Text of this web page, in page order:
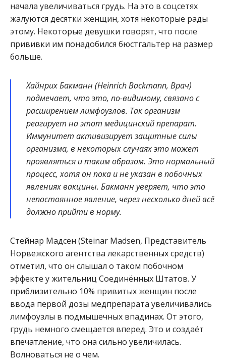
начала увеличиваться грудь. На это в соцсетях
жалуются десятки женщин, хотя некоторые рады
этому. Некоторые девушки говорят, что после
прививки им понадобился бюстгальтер на размер
больше.
Хайнрих Бакманн (Heinrich Backmann, Врач)
подмечает, что это, по-видимому, связано с
расширением лимфоузлов. Так организм
реагирует на этот медицинский препарат.
Иммунитет активизирует защитные силы
организма, в некоторых случаях это может
проявляться и таким образом. Это нормальный
процесс, хотя он пока и не указан в побочных
явлениях вакцины. Бакманн уверяет, что это
непостоянное явление, через несколько дней всё
должно прийти в норму.
Стейнар Мадсен (Steinar Madsen, Представитель
Норвежского агентства лекарственных средств)
отметил, что он слышал о таком побочном
эффекте у жительниц Соединённых Штатов. У
приблизительно 10% привитых женщин после
ввода первой дозы медпрепарата увеличивались
лимфоузлы в подмышечных впадинах. От этого,
грудь немного смещается вперед. Это и создаёт
впечатление, что она сильно увеличилась.
Волноваться не о чем.